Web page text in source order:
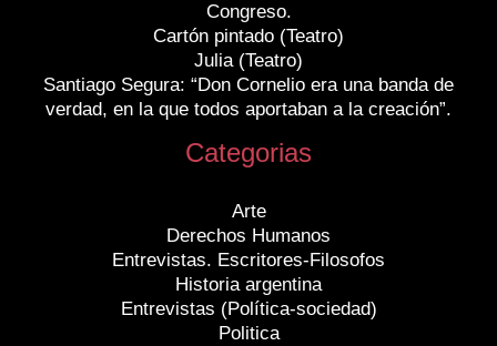
Congreso.
Cartón pintado (Teatro)
Julia (Teatro)
Santiago Segura: “Don Cornelio era una banda de
verdad, en la que todos aportaban a la creación”.
Categorias
Arte
Derechos Humanos
Entrevistas. Escritores-Filosofos
Historia argentina
Entrevistas (Política-sociedad)
Politica